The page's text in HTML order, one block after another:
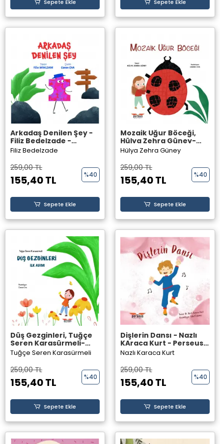
Sepete Ekle Sepete Ekle
Arkadaş Denilen Şey -
Filiz Bedelzade -
Perseus Yayınevi
Filiz Bedelzade
259,00 TL
155,40 TL %40
Sepete Ekle
Mozaik Uğur Böceği,
Hülya Zehra Güney-
Perseus Yayınevi -
Hülya Zehra Güney
259,00 TL
155,40 TL %40
Sepete Ekle
Düş Gezginleri, Tuğçe
Seren Karasürmeli-
Perseus Yayınevi -
Tuğçe Seren Karasürmeli
259,00 TL
155,40 TL %40
Sepete Ekle
Dişlerin Dansı - Nazlı
KAraca Kurt - Perseus
Yayınevi -
Nazlı Karaca Kurt
259,00 TL
155,40 TL %40
Sepete Ekle